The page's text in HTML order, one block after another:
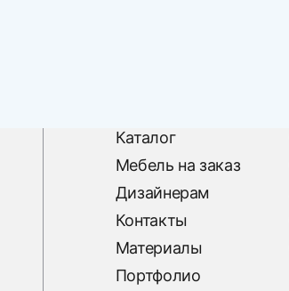
Каталог
Мебель на заказ
Дизайнерам
Контакты
Материалы
Портфолио